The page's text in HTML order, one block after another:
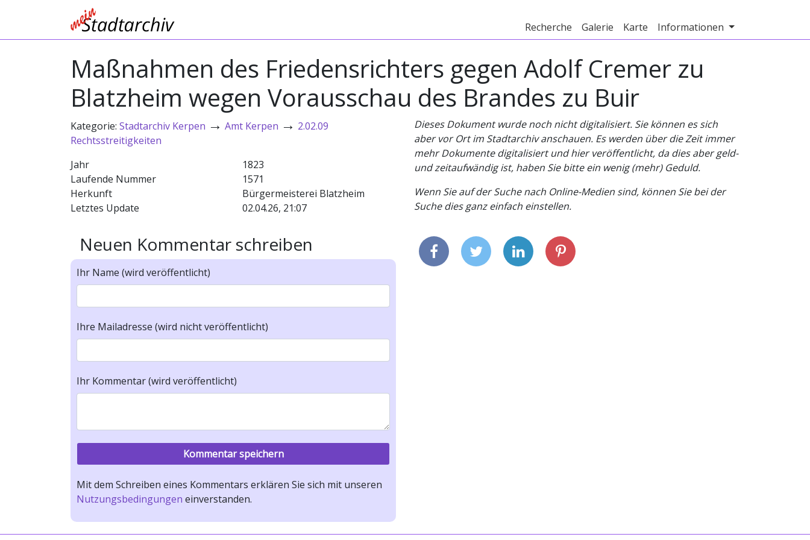
Recherche Galerie Karte Informationen
Maßnahmen des Friedensrichters gegen Adolf Cremer zu
Blatzheim wegen Vorausschau des Brandes zu Buir
Kategorie: Stadtarchiv Kerpen → Amt Kerpen → 2.02.09
Rechtsstreitigkeiten
Jahr
1823
Laufende Nummer
1571
Herkunft
Bürgermeisterei Blatzheim
Letztes Update
02.04.26, 21:07
Neuen Kommentar schreiben
Ihr Name (wird veröffentlicht)
Ihre Mailadresse (wird nicht veröffentlicht)
Ihr Kommentar (wird veröffentlicht)
Mit dem Schreiben eines Kommentars erklären Sie sich mit unseren
Nutzungsbedingungen einverstanden.
Dieses Dokument wurde noch nicht digitalisiert. Sie können es sich
aber vor Ort im Stadtarchiv anschauen. Es werden über die Zeit immer
mehr Dokumente digitalisiert und hier veröffentlicht, da dies aber geld-
und zeitaufwändig ist, haben Sie bitte ein wenig (mehr) Geduld.
Wenn Sie auf der Suche nach Online-Medien sind, können Sie bei der
Suche dies ganz einfach einstellen.